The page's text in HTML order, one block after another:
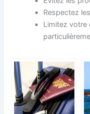
Respectez
Limitez votre